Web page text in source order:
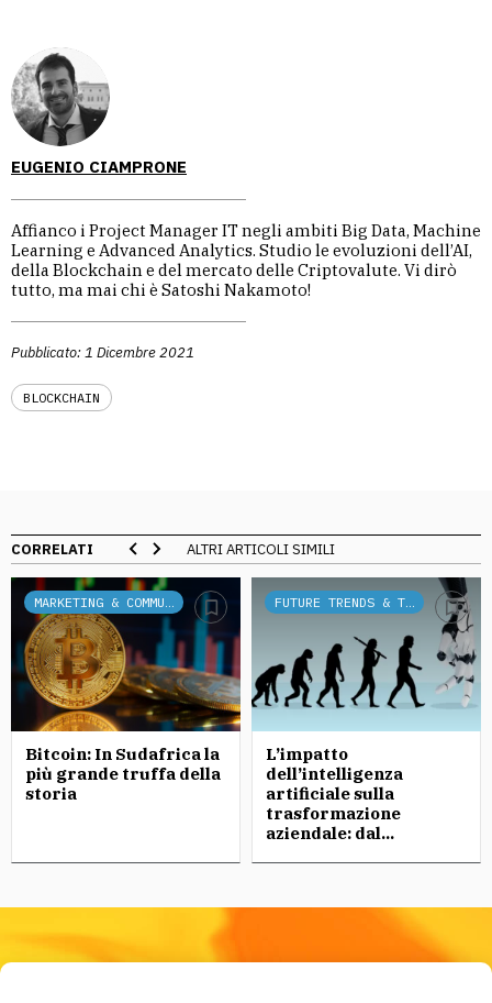
EUGENIO CIAMPRONE
Affianco i Project Manager IT negli ambiti Big Data, Machine
Learning e Advanced Analytics. Studio le evoluzioni dell’AI,
della Blockchain e del mercato delle Criptovalute. Vi dirò
tutto, ma mai chi è Satoshi Nakamoto!
Pubblicato: 1 Dicembre 2021
BLOCKCHAIN
CORRELATI ALTRI ARTICOLI SIMILI
Bitcoin: In Sudafrica la
più grande truffa della
storia
L’impatto
dell’intelligenza
artificiale sulla
trasformazione
aziendale: dal...